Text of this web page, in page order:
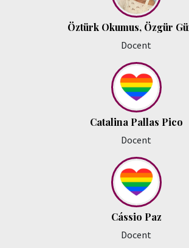
Öztürk Okumus, Özgür
Docent
Catalina Pallas Pico
Docent
Cássio Paz
Docent